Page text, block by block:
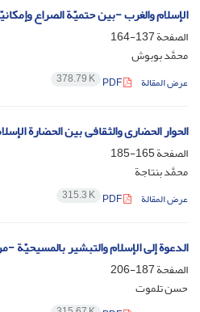
الإسلام والغرب -بین حتمیّة الصراع
الصفحة137-164
محمَّد بوبوش
عرض المقالة 378.79 K
الحوار الحضاری والثقافی بین الحضارة
الصفحة165-185
محمَّد بنتاجة
عرض المقالة 315.3 K
الدعوة إلى الإسلام والتبشیر بالمسیحیّة -
الصفحة187-206
حسن تلموت